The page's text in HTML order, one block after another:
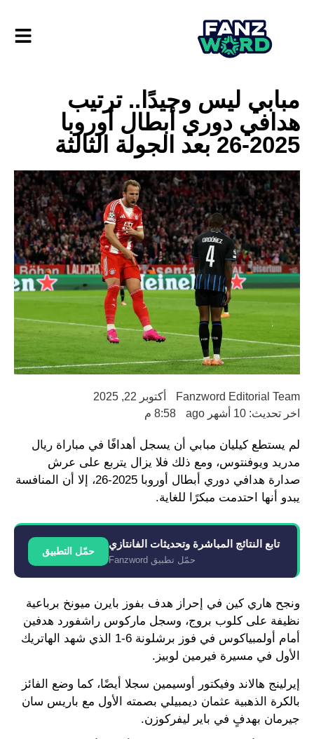
مبابي ليس وحيدًا.. ترتيب
هدافي دوري أبطال أوروبا
2025-26 بعد الجولة الثالثة
Fanzword Editorial Team
أكتوبر 22, 2025
اخر تحديث: 10 أشهر ago
8:58 م
لم يستطع كيليان مبابي أن يسجل أهدافًا في مباراة ريال
مدريد ويوفنتوس، ومع ذلك فلا يزال يتربع على عرش
صدارة هدافي دوري أبطال أوروبا 2025-26، إلا أن المنافسة
يبدو أنها احتدمت مبكرًا للغاية.
تابع النتائج المباشرة وتحديثات الفانتازي
حمّل تطبيق Fanzword
حمّل التطبيق
ونجح هاري كين في إحراز هدف بفوز بايرن ميونخ برباعية
نظيفة على كلوب بروج، وسجل ماركوس راشفورد هدفين
أمام أولمبياكوس في فوز برشلونة 6-1 الذي شهد الهاتريك
الأول في مسيرة فيرمين لوبيز.
إيرلينج هالاند وفيكتور أوسيمين سجلا أيضًا، كما وضع الفائز
بالكرة الذهبية عثمان ديمبيلي بصمته الأول مع باريس سان
جيرمان بهدفٍ في باير ليفركوزن.